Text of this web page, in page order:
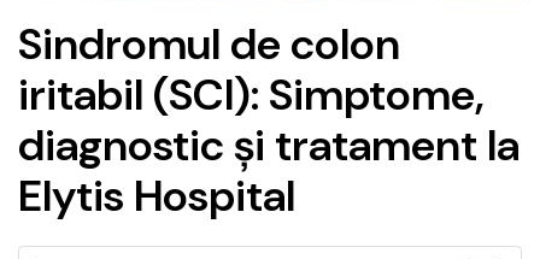
Sindromul de colon
iritabil (SCI): Simptome,
diagnostic și tratament la
Elytis Hospital